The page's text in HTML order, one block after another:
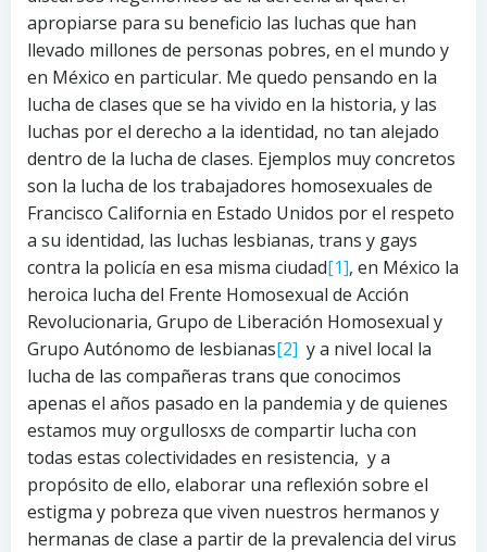
apropiarse para su beneficio las luchas que han
llevado millones de personas pobres, en el mundo y
en México en particular. Me quedo pensando en la
lucha de clases que se ha vivido en la historia, y las
luchas por el derecho a la identidad, no tan alejado
dentro de la lucha de clases. Ejemplos muy concretos
son la lucha de los trabajadores homosexuales de
Francisco California en Estado Unidos por el respeto
a su identidad, las luchas lesbianas, trans y gays
contra la policía en esa misma ciudad[1], en México la
heroica lucha del Frente Homosexual de Acción
Revolucionaria, Grupo de Liberación Homosexual y
Grupo Autónomo de lesbianas[2] y a nivel local la
lucha de las compañeras trans que conocimos
apenas el años pasado en la pandemia y de quienes
estamos muy orgullosxs de compartir lucha con
todas estas colectividades en resistencia, y a
propósito de ello, elaborar una reflexión sobre el
estigma y pobreza que viven nuestros hermanos y
hermanas de clase a partir de la prevalencia del virus